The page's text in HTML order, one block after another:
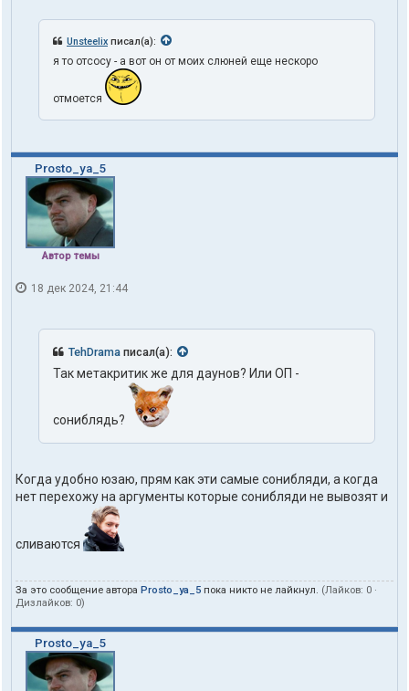
Unsteelix писал(а):
я то отсосу - а вот он от моих слюней еще нескоро
отмоется
Prosto_ya_5
Автор темы
18 дек 2024, 21:44
TehDrama писал(а):
Так метакритик же для даунов? Или ОП -
сониблядь?
Когда удобно юзаю, прям как эти самые сонибляди, а когда
нет перехожу на аргументы которые сонибляди не вывозят и
сливаются
За это сообщение автора Prosto_ya_5 пока никто не лайкнул. (Лайков: 0 ·
Дизлайков: 0)
Prosto_ya_5